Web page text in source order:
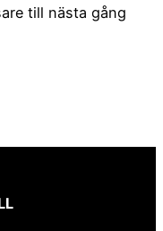
till nästa gång